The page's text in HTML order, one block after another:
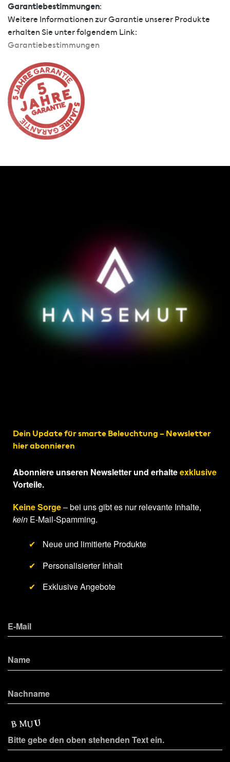
Garantiebestimmungen:
Weitere Informationen zur Garantie unserer Produkte
erhalten Sie unter folgendem Link:
Garantiebestimmungen
Dein Update für smarte Beleuchtung – Newsletter
hier abonnieren
Abonniere unseren Newsletter und erhalteexklusive
Vorteile.
Keine Sorge– bei uns gibt es nur relevante Inhalte,
kein E-Mail-Spamming.
✔
Neue und limitierte Produkte
✔
Personalisierter Inhalt
✔
Exklusive Angebote